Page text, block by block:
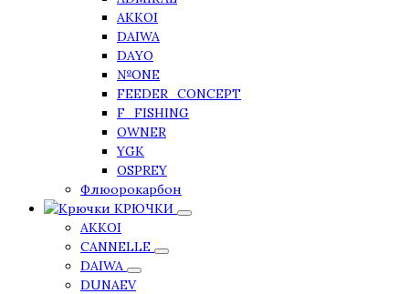
AKKOI
DAIWA
DAYO
№ONE
FEEDER_CONCEPT
F_FISHING
OWNER
YGK
OSPREY
Флюорокарбон
КРЮЧКИ
AKKOI
CANNELLE
DAIWA
DUNAEV